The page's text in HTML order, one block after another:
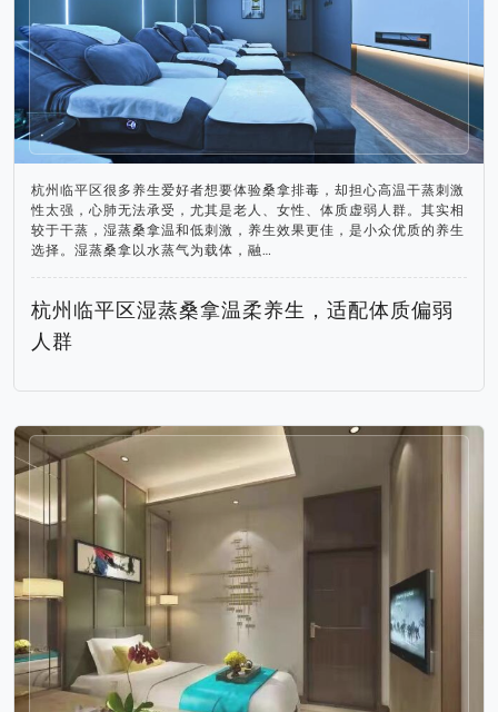
杭州临平区很多养生爱好者想要体验桑拿排毒，却担心高温干蒸刺激
性太强，心肺无法承受，尤其是老人、女性、体质虚弱人群。其实相
较于干蒸，湿蒸桑拿温和低刺激，养生效果更佳，是小众优质的养生
选择。湿蒸桑拿以水蒸气为载体，融…
杭州临平区湿蒸桑拿温柔养生，适配体质偏弱
人群